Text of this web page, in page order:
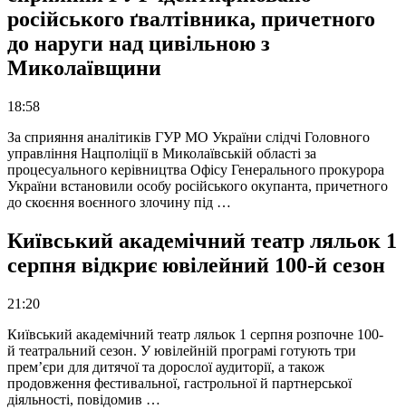
російського ґвалтівника, причетного
до наруги над цивільною з
Миколаївщини
18:58
За сприяння аналітиків ГУР МО України слідчі Головного
управління Нацполіції в Миколаївській області за
процесуального керівництва Офісу Генерального прокурора
України встановили особу російського окупанта, причетного
до скоєння воєнного злочину під …
Київський академічний театр ляльок 1
серпня відкриє ювілейний 100-й сезон
21:20
Київський академічний театр ляльок 1 серпня розпочне 100-
й театральний сезон. У ювілейній програмі готують три
прем’єри для дитячої та дорослої аудиторії, а також
продовження фестивальної, гастрольної й партнерської
діяльності, повідомив …